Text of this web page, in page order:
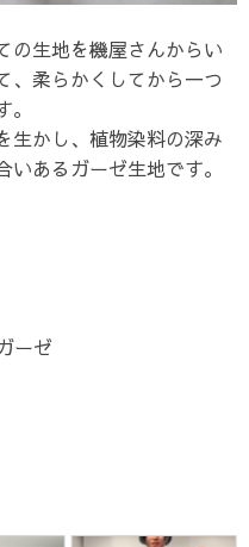
の生地を機屋さんからい
、柔らかくしてから一つ
生かし、植物染料の深み
あるガーゼ生地です。
ーゼ